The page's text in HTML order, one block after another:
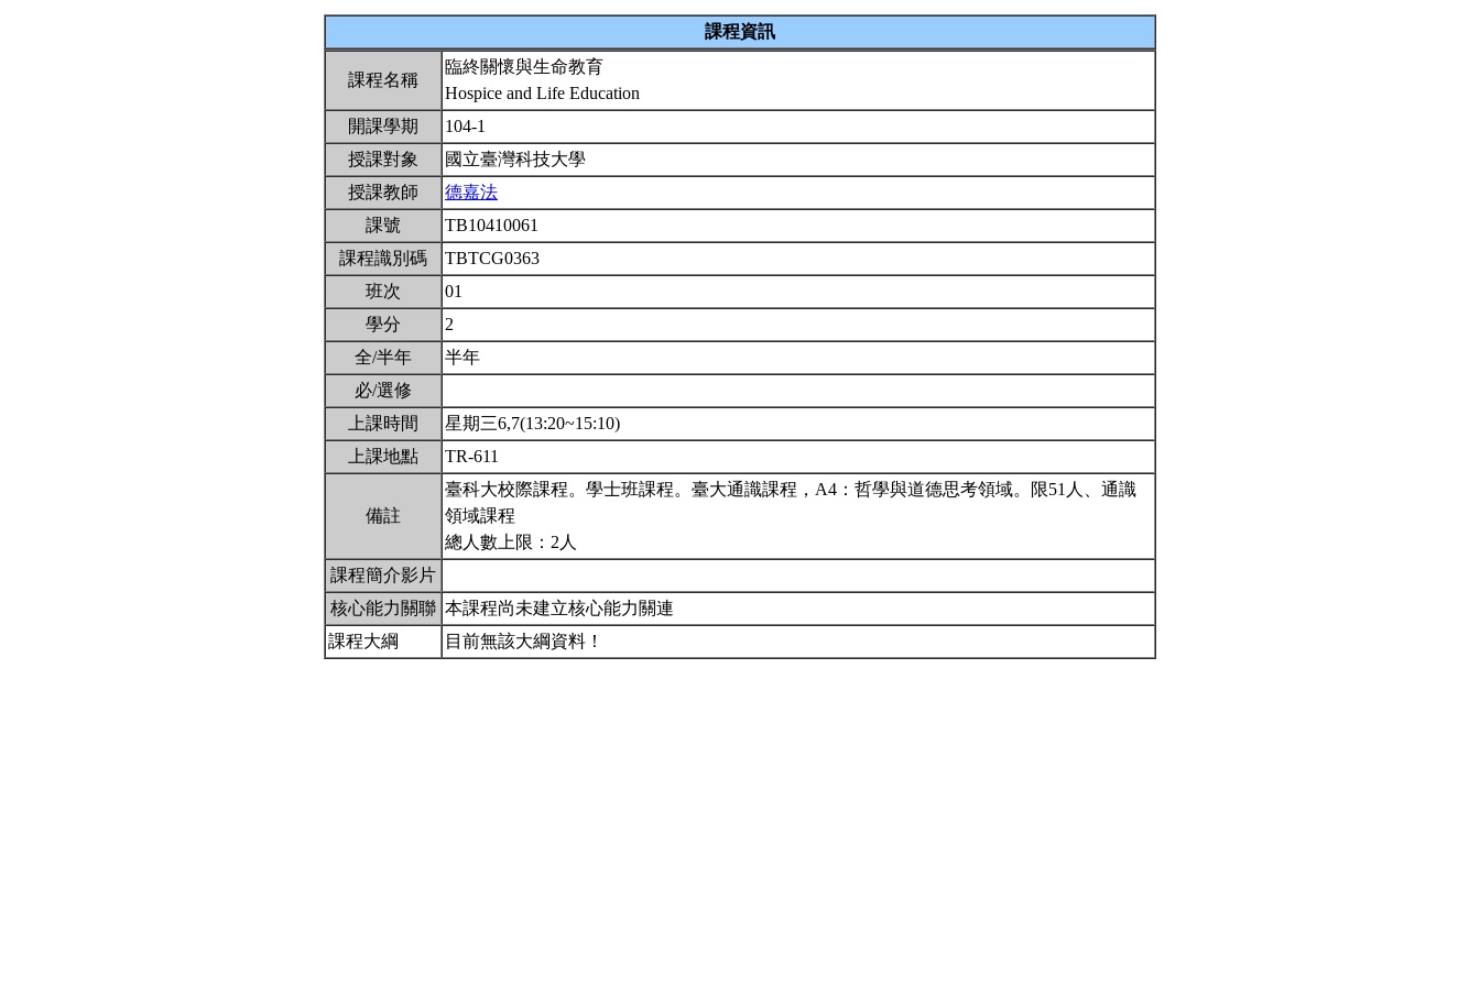
課程資訊
課程名稱
臨終關懷與生命教育
Hospice and Life Education
開課學期
104-1
授課對象
國立臺灣科技大學
授課教師
德嘉法
課號
TB10410061
課程識別碼
TBTCG0363
班次
01
學分
2
全/半年
半年
必/選修
上課時間
星期三6,7(13:20~15:10)
上課地點
TR-611
備註
臺科大校際課程。學士班課程。臺大通識課程，A4：哲學與道德思考領域。限51人、通識
領域課程
總人數上限：2人
課程簡介影片
核心能力關聯 本課程尚未建立核心能力關連
課程大綱
目前無該大綱資料！